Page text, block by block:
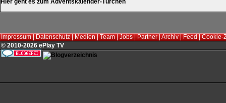
Hier geht es zum Adventskalender-Türchen
Impressum|Datenschutz|Medien|Team|Jobs|Partner|Archiv|Feed|Cookie-
© 2010-2026 ePlay TV